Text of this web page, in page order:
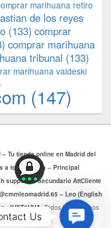
marihuana retiro
de los reyes
(133) comprar
comprar marihuana
tribunal (133)
marihuana valdeski
(147)
Tu tienda online en Madrid del
a toda Europa – Principal
support) – Secundario AttCliente
– Leo (English
JHXT6HHA. Todos los Derechos
Us